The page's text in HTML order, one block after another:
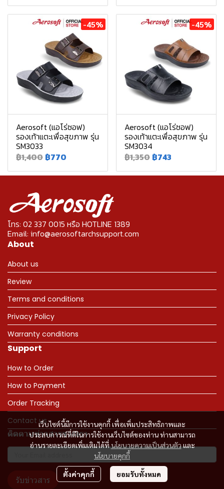
-45%
Aerosoft (แอโร่ซอฟ)
รองเท้าแตะเพื่อสุขภาพ รุ่น
SM3033
฿1,400 ฿770
-45%
Aerosoft (แอโร่ซอฟ)
รองเท้าแตะเพื่อสุขภาพ รุ่น
SM3034
฿1,350 ฿743
เว็บไซต์นี้มีการใช้งานคุกกี้ เพื่อเพิ่มประสิทธิภาพและ
ประสบการณ์ที่ดีในการใช้งานเว็บไซต์ของท่าน ท่านสามารถ
อ่านรายละเอียดเพิ่มเติมได้ที่นโยบายความเป็นส่วนตัวและ
นโยบายคุกกี้
ตั้งค่าคุกกี้ ยอมรับทั้งหมด
โทร: 02 337 0015 หรือ HOTLINE 1389
Email: info@aerosoftarchsupport.com
About
About us
Review
Terms and conditions
Privacy Policy
Warranty conditions
Support
How to Order
How to Payment
Order Tracking
Contact us
ติดตามข่าวสารจากเรา
รับข่าวสาร